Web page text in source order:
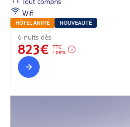
Wifi
HÔTEL ANIMÉ NOUVEAUTÉ
6 nuits dès
823€
TTC
/ pers.